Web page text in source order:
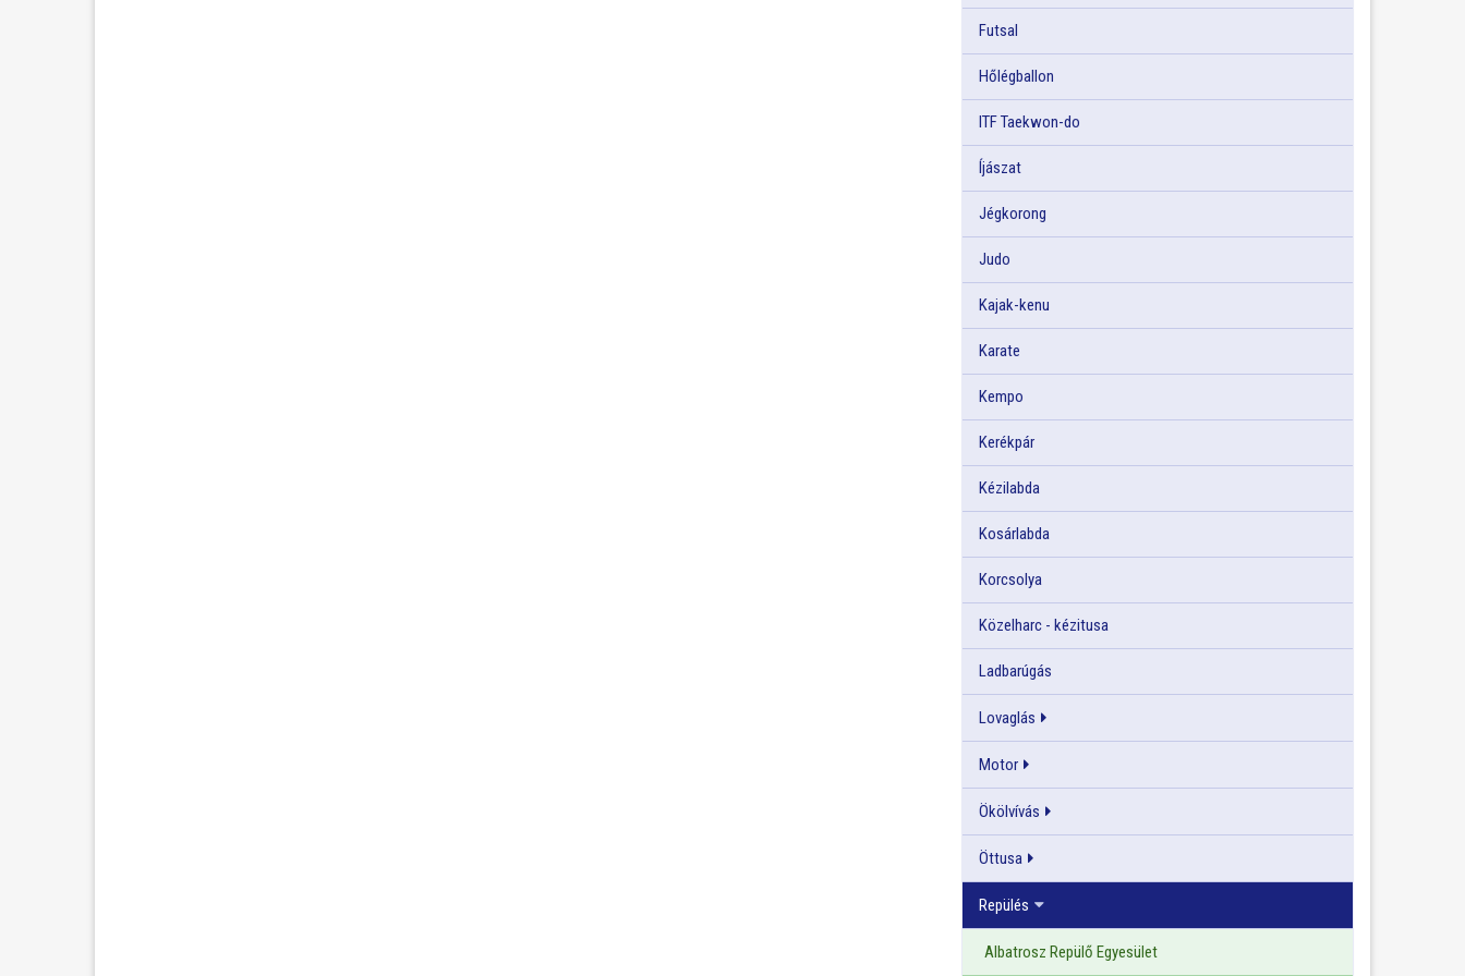
Futsal
Hőlégballon
ITF Taekwon-do
Íjászat
Jégkorong
Judo
Kajak-kenu
Karate
Kempo
Kerékpár
Kézilabda
Kosárlabda
Korcsolya
Közelharc - kézitusa
Ladbarúgás
Lovaglás
Motor
Ökölvívás
Öttusa
Repülés
Albatrosz Repülő Egyesület